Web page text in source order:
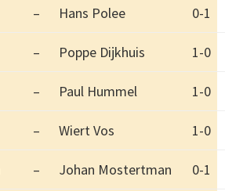
– Hans Polee 0-1
– Poppe Dijkhuis 1-0
– Paul Hummel 1-0
– Wiert Vos 1-0
– Johan Mostertman 0-1